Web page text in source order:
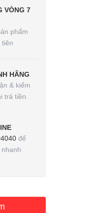
VÒNG 7
phẩm
tiên
HÃNG
& kiểm
trả tiền.
để